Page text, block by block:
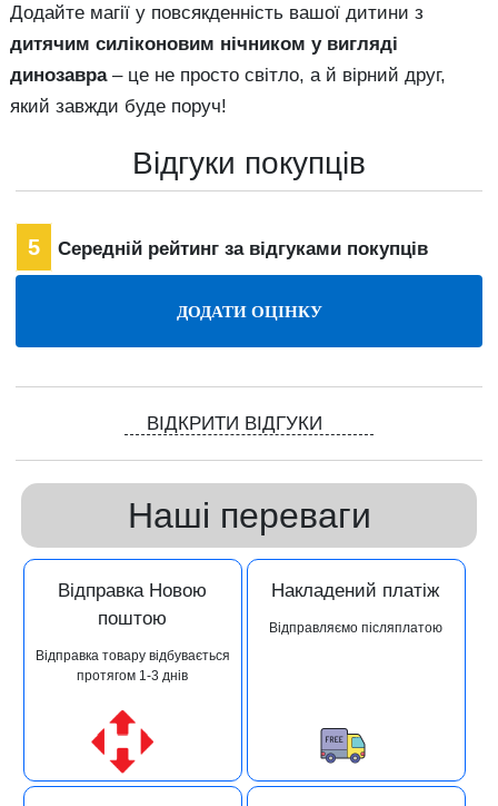
Додайте магії у повсякденність вашої дитини з
дитячим силіконовим нічником у вигляді
динозавра– це не просто світло, а й вірний друг,
який завжди буде поруч!
Відгуки покупців
5 Середній рейтинг за відгуками покупців
ВІДКРИТИ ВІДГУКИ
Наші переваги
Відправка Новою
поштою
Відправка товару відбувається
протягом 1-3 днів
Накладений платіж
Відправляємо післяплатою